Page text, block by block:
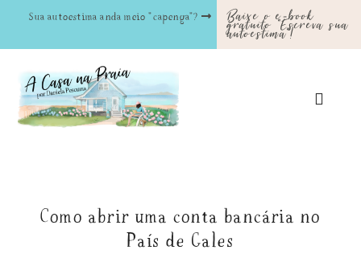
Sua autoestima anda meio "capenga"? Baixe o e-book
gratuito "Escreva sua
autoestima"!
Como abrir uma conta bancária no
País de Gales